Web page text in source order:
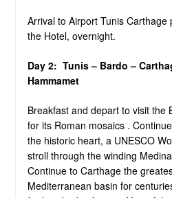
Arrival to Airport Tunis Carthage
the Hotel, overnight.
Day 2: Tunis – Bardo –
Hammamet
Breakfast and depart to visit the
for its Roman mosaics .
the historic heart, a UNESCO
stroll through the winding
Continue to Carthage the
Mediterranean basin for